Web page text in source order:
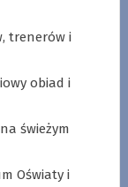
trenerów i
obiad i
świeżym
Oświaty i